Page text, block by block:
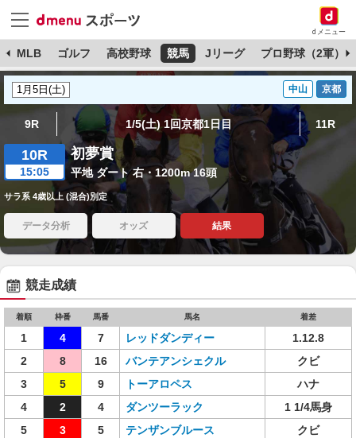
dメニュー
MLB ゴルフ 高校野球 競馬 Jリーグ プロ野球（2軍）
中山 京都
9R 1/5(土) 1回京都1日目 11R
10R
15:05
初夢賞
平地 ダート 右・1200m 16頭
サラ系 4歳以上 (混合)別定
データ分析 オッズ 結果
競走成績
着順 枠番 馬番 馬名 着差
1 4 7 レッドダンディー
1.12.8
2
8 16 バンテアンシェクル
クビ
3
5 9 トーアロペス
ハナ
4
2 4 ダンツーラック
1 1/4馬身
5
3 5 テンザンブルース
クビ